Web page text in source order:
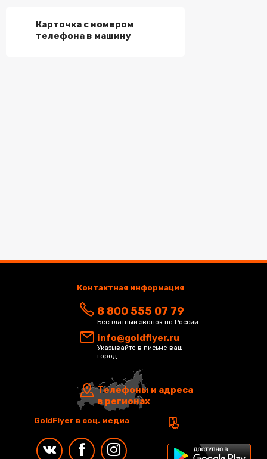
Карточка с номером
телефона в машину
Контактная информация
8 800 555 07 79
Бесплатный звонок по России
info@goldflyer.ru
Указывайте в письме ваш
город
Телефоны и адреса
в регионах
GoldFlyer в соц. медиа